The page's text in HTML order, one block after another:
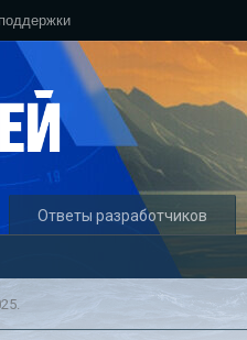
Ответы разработчиков